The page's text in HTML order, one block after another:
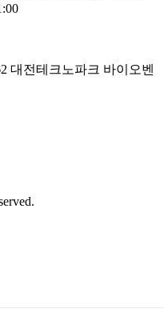
대전테크노파크 바이오벤